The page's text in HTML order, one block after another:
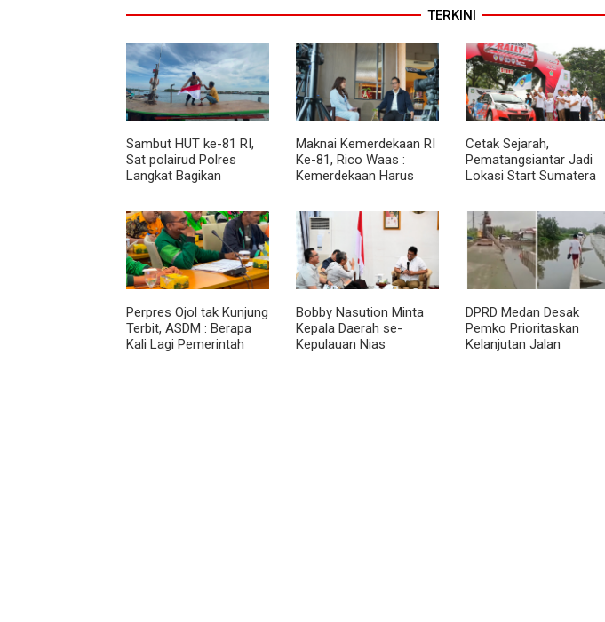
TERKINI
Sambut HUT ke-81 RI,
Sat polairud Polres
Langkat Bagikan
kepada Nelayan
Maknai Kemerdekaan RI
Ke-81, Rico Waas :
Kemerdekaan Harus
Lewat Peningkatan
Pelayanan Primer
Cetak Sejarah,
Pematangsiantar Jadi
Lokasi Start Sumatera
Perpres Ojol tak Kunjung
Terbit, ASDM : Berapa
Kali Lagi Pemerintah
Bobby Nasution Minta
Kepala Daerah se-
Kepulauan Nias
DPRD Medan Desak
Pemko Prioritaskan
Kelanjutan Jalan